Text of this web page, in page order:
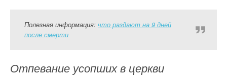
Полезная информация: что раздают на 9 дней
после смерти
Отпевание усопших в церкви